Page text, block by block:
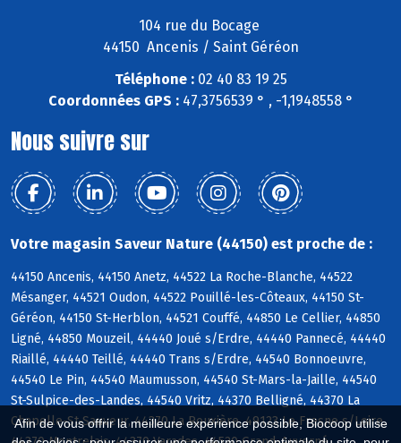
Afin de vous offrir la meilleure expérience possible, Biocoop utilise
104 rue du Bocage
44150 Ancenis / Saint Géréon
Téléphone :02 40 83 19 25
Coordonnées GPS :47,3756539 ° , -1,1948558 °
Nous suivre sur
Votre magasin Saveur Nature (44150) est proche de :
44150 Ancenis, 44150 Anetz, 44522 La Roche-Blanche, 44522
Mésanger, 44521 Oudon, 44522 Pouillé-les-Côteaux, 44150 St-
Géréon, 44150 St-Herblon, 44521 Couffé, 44850 Le Cellier, 44850
Ligné, 44850 Mouzeil, 44440 Joué s/Erdre, 44440 Pannecé, 44440
Riaillé, 44440 Teillé, 44440 Trans s/Erdre, 44540 Bonnoeuvre,
44540 Le Pin, 44540 Maumusson, 44540 St-Mars-la-Jaille, 44540
St-Sulpice-des-Landes, 44540 Vritz, 44370 Belligné, 44370 La
Chapelle-St-Sauveur, 44370 La Rouxière, 49123 Le Fresne s/Loire,